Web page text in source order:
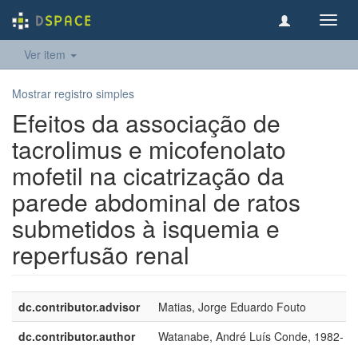
Ver item
Mostrar registro simples
Efeitos da associação de
tacrolimus e micofenolato
mofetil na cicatrização da
parede abdominal de ratos
submetidos à isquemia e
reperfusão renal
dc.contributor.advisor
Matias, Jorge Eduardo Fouto
dc.contributor.author
Watanabe, André Luís Conde, 1982-